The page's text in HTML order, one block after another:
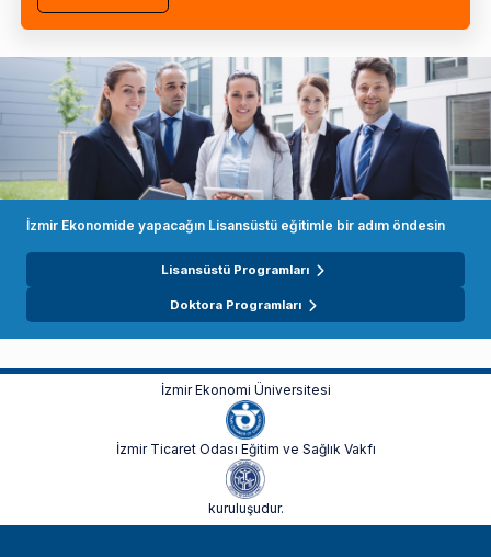
İzmir Ekonomide yapacağın Lisansüstü eğitimle bir adım öndesin
Lisansüstü Programları
Doktora Programları
İzmir Ekonomi Üniversitesi
İzmir Ticaret Odası Eğitim ve Sağlık Vakfı
kuruluşudur.